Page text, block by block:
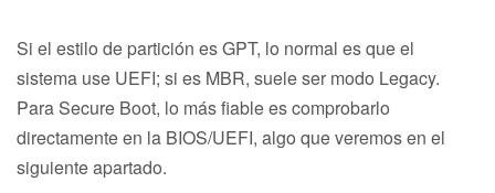
Si el estilo de partición es GPT, lo normal es que el
sistema use UEFI; si es MBR, suele ser modo Legacy.
Para Secure Boot, lo más fiable es comprobarlo
directamente en la BIOS/UEFI, algo que veremos en el
siguiente apartado.